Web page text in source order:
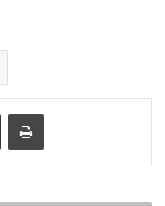
Надіслати електронною поштоюНадрукувати